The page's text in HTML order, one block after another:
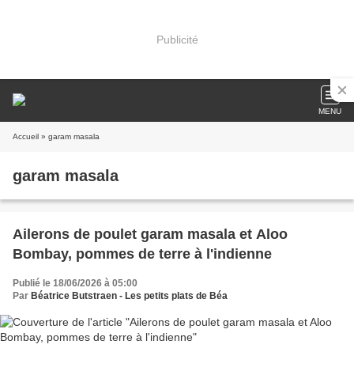
Publicité
MENU
Accueil » garam masala
garam masala
Ailerons de poulet garam masala et Aloo
Bombay, pommes de terre à l'indienne
Publié le 18/06/2026 à 05:00
Par Béatrice Butstraen - Les petits plats de Béa